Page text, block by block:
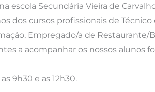
escola Secundária Vieira de
dos cursos profissionais de
Empregado/a de Restaurante/
a acompanhar os nossos alunos
9h30 e as 12h30.